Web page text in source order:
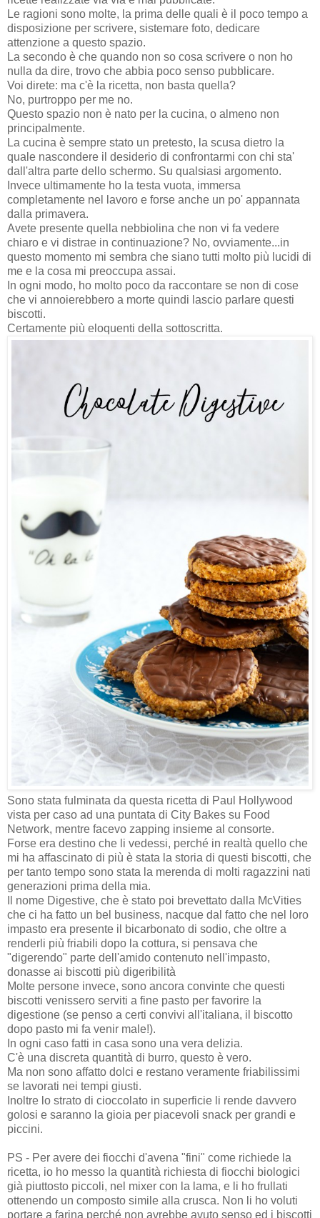
Le ragioni sono molte, la prima delle quali è il poco tempo a
disposizione per scrivere, sistemare foto, dedicare
attenzione a questo spazio.
La secondo è che quando non so cosa scrivere o non ho
nulla da dire, trovo che abbia poco senso pubblicare.
Voi direte: ma c'è la ricetta, non basta quella?
No, purtroppo per me no.
Questo spazio non è nato per la cucina, o almeno non
principalmente.
La cucina è sempre stato un pretesto, la scusa dietro la
quale nascondere il desiderio di confrontarmi con chi sta'
dall'altra parte dello schermo. Su qualsiasi argomento.
Invece ultimamente ho la testa vuota, immersa
completamente nel lavoro e forse anche un po' appannata
dalla primavera.
Avete presente quella nebbiolina che non vi fa vedere
chiaro e vi distrae in continuazione? No, ovviamente...in
questo momento mi sembra che siano tutti molto più lucidi di
me e la cosa mi preoccupa assai.
In ogni modo, ho molto poco da raccontare se non di cose
che vi annoierebbero a morte quindi lascio parlare questi
biscotti.
Certamente più eloquenti della sottoscritta.
Sono stata fulminata da questa ricetta di Paul Hollywood
vista per caso ad una puntata di City Bakes su Food
Network, mentre facevo zapping insieme al consorte.
Forse era destino che li vedessi, perché in realtà quello che
mi ha affascinato di più è stata la storia di questi biscotti, che
per tanto tempo sono stata la merenda di molti ragazzini nati
generazioni prima della mia.
Il nome Digestive, che è stato poi brevettato dalla McVities
che ci ha fatto un bel business, nacque dal fatto che nel loro
impasto era presente il bicarbonato di sodio, che oltre a
renderli più friabili dopo la cottura, si pensava che
"digerendo" parte dell'amido contenuto nell'impasto,
donasse ai biscotti più digeribilità
Molte persone invece, sono ancora convinte che questi
biscotti venissero serviti a fine pasto per favorire la
digestione (se penso a certi convivi all'italiana, il biscotto
dopo pasto mi fa venir male!).
In ogni caso fatti in casa sono una vera delizia.
C'è una discreta quantità di burro, questo è vero.
Ma non sono affatto dolci e restano veramente friabilissimi
se lavorati nei tempi giusti.
Inoltre lo strato di cioccolato in superficie li rende davvero
golosi e saranno la gioia per piacevoli snack per grandi e
piccini.
PS - Per avere dei fiocchi d'avena "fini" come richiede la
ricetta, io ho messo la quantità richiesta di fiocchi biologici
già piuttosto piccoli, nel mixer con la lama, e li ho frullati
ottenendo un composto simile alla crusca. Non li ho voluti
portare a farina perché non avrebbe avuto senso ed i biscotti